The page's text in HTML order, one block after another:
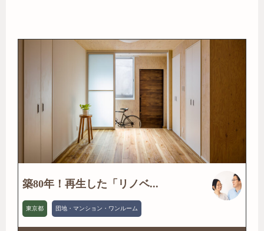
築80年！再生した「リノベ...
東京都 団地・マンション・ワンルーム